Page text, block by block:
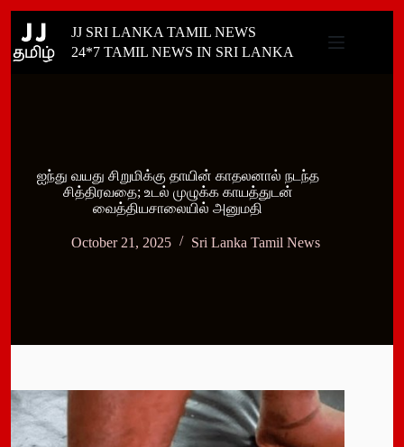
content
JJ SRI LANKA TAMIL NEWS
24*7 TAMIL NEWS IN SRI LANKA
ஐந்து வயது சிறுமிக்கு தாயின் காதலனால் நடந்த
சித்திரவதை; உடல் முழுக்க காயத்துடன்
வைத்தியசாலையில் அனுமதி
October 21, 2025 Sri Lanka Tamil News